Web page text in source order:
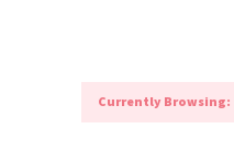
Currently Browsing: